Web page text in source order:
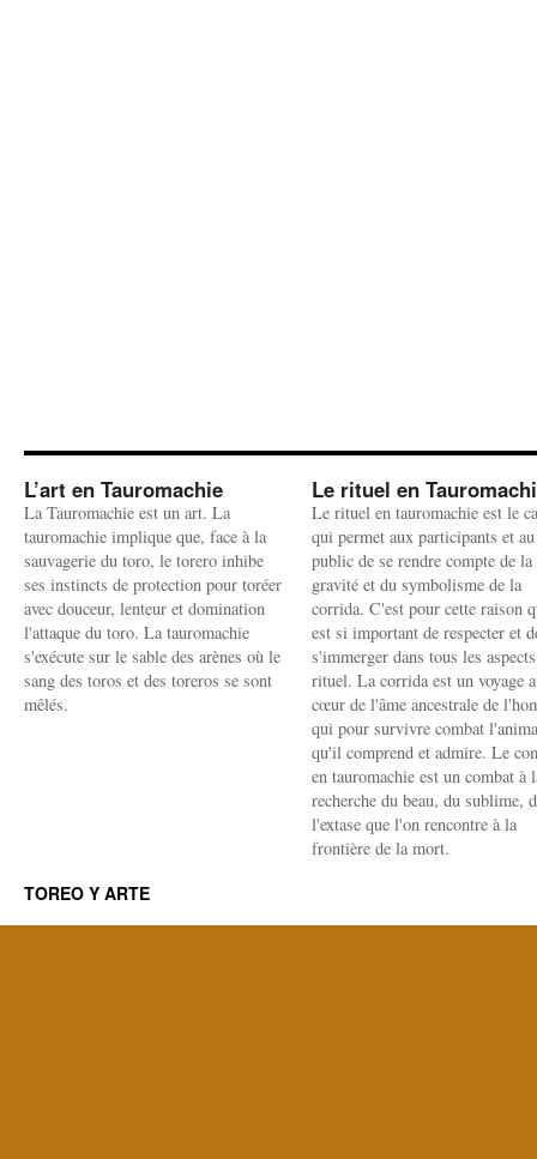
L’art en Tauromachie
La Tauromachie est un art. La
tauromachie implique que, face à la
sauvagerie du toro, le torero inhibe
ses instincts de protection pour toréer
avec douceur, lenteur et domination
l'attaque du toro. La tauromachie
s'exécute sur le sable des arènes où le
sang des toros et des toreros se sont
mêlés.
Le rituel en
Le rituel en tauromachie est le
qui permet aux participants et au
public de se rendre compte de la
gravité et du symbolisme de la
corrida. C'est pour cette raison
est si important de respecter et
s'immerger dans tous les
rituel. La corrida est un voyage
cœur de l'âme ancestrale de
qui pour survivre combat
qu'il comprend et admire. Le
en tauromachie est un combat à
recherche du beau, du sublime,
l'extase que l'on rencontre à la
frontière de la mort.
TOREO Y ARTE